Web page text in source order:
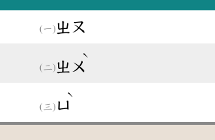
ㄓㄡ
ㄓㄨ
ˋ
ㄩ
ˋ